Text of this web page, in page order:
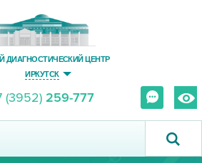
ДИАГНОСТИЧЕСКИЙ ЦЕНТР
ИРКУТСК
(3952) 259-777